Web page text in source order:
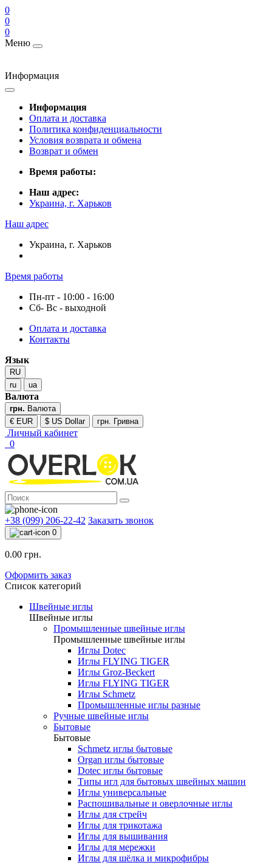
0
0
0
Меню
Информация
Информация
Оплата и доставка
Политика конфиденциальности
Условия возврата и обмена
Возврат и обмен
Время работы:
Наш адрес:
Украина, г. Харьков
Наш адрес
Украина, г. Харьков
Время работы
Пн-пт - 10:00 - 16:00
Сб- Вс - выходной
Оплата и доставка
Контакты
Язык
RU
ru
ua
Валюта
грн. Валюта
€ EUR
$ US Dollar грн. Гривна
Личный кабинет
0
+38 (099) 206-22-42 Заказать звонок
0
0.00 грн.
Оформить заказ
Список категорий
Швейные иглы
Швейные иглы
Промышленные швейные иглы
Промышленные швейные иглы
Иглы Dotec
Иглы FLYING TIGER
Иглы Groz-Beckert
Иглы FLYING TIGER
Иглы Schmetz
Промышленные иглы разные
Ручные швейные иглы
Бытовые
Бытовые
Schmetz иглы бытовые
Organ иглы бытовые
Dotec иглы бытовые
Типы игл для бытовых швейных машин
Иглы универсальные
Распошивальные и оверлочные иглы
Иглы для стрейч
Иглы для трикотажа
Иглы для вышивания
Иглы для мережки
Иглы для шёлка и микрофибры